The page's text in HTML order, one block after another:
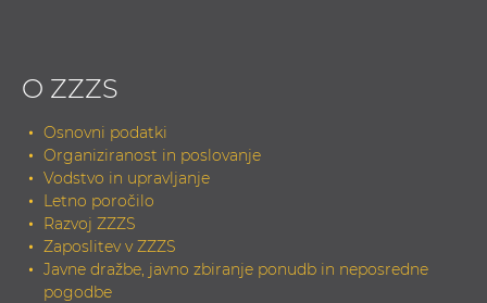
O ZZZS
Osnovni podatki
Organiziranost in poslovanje
Vodstvo in upravljanje
Letno poročilo
Razvoj ZZZS
Zaposlitev v ZZZS
Javne dražbe, javno zbiranje ponudb in neposredne
pogodbe